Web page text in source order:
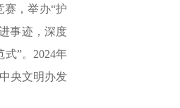
赛，举办“护
事迹，深度
”。2024年
央文明办发